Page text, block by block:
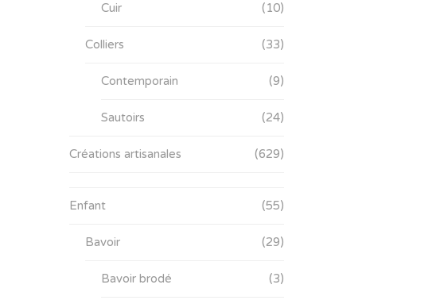
Cuir (10)
Colliers (33)
Contemporain (9)
Sautoirs (24)
Créations artisanales (629)
Enfant (55)
Bavoir (29)
Bavoir brodé (3)